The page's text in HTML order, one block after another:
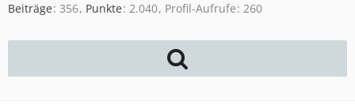
Beiträge 356 Punkte 2.040 Profil-Aufrufe 260